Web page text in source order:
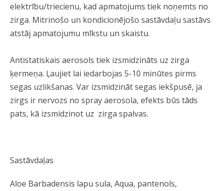
elektrību/triecienu, kad apmatojums tiek noņemts no
zirga. Mitrinošo un kondicionējošo sastāvdaļu sastāvs
atstāj apmatojumu mīkstu un skaistu.
Antistatiskais aerosols tiek izsmidzināts uz zirga
ķermeņa. Ļaujiet lai iedarbojas 5-10 minūtes pirms
segas uzlikšanas. Var izsmidzināt segas iekšpusē, ja
zirgs ir nervozs no spray aerosola, efekts būs tāds
pats, kā izsmidzinot uz zirga spalvas.
Sastāvdaļas
Aloe Barbadensis lapu sula, Aqua, pantenols,